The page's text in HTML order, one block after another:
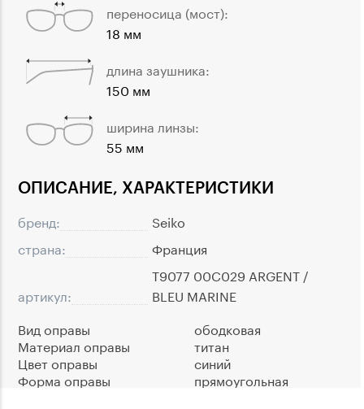
ОПИСАНИЕ, ХАРАКТЕРИСТИКИ
бренд:
Seiko
страна:
Франция
артикул:
T9077 00C029 ARGENT /
BLEU MARINE
Вид оправы
ободковая
Материал оправы
титан
Цвет оправы
синий
Форма оправы
прямоугольная
переносица (мост):
18 мм
длина заушника:
150 мм
ширина линзы:
55 мм